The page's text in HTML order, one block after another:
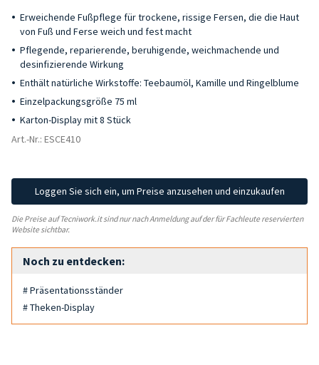
Erweichende Fußpflege für trockene, rissige Fersen, die die Haut
von Fuß und Ferse weich und fest macht
Pflegende, reparierende, beruhigende, weichmachende und
desinfizierende Wirkung
Enthält natürliche Wirkstoffe: Teebaumöl, Kamille und Ringelblume
Einzelpackungsgröße 75 ml
Karton-Display mit 8 Stück
Art.-Nr.: ESCE410
Loggen Sie sich ein, um Preise anzusehen und einzukaufen
Die Preise auf Tecniwork.it sind nur nach Anmeldung auf der für Fachleute reservierten
Website sichtbar.
Noch zu entdecken:
# Präsentationsständer
# Theken-Display